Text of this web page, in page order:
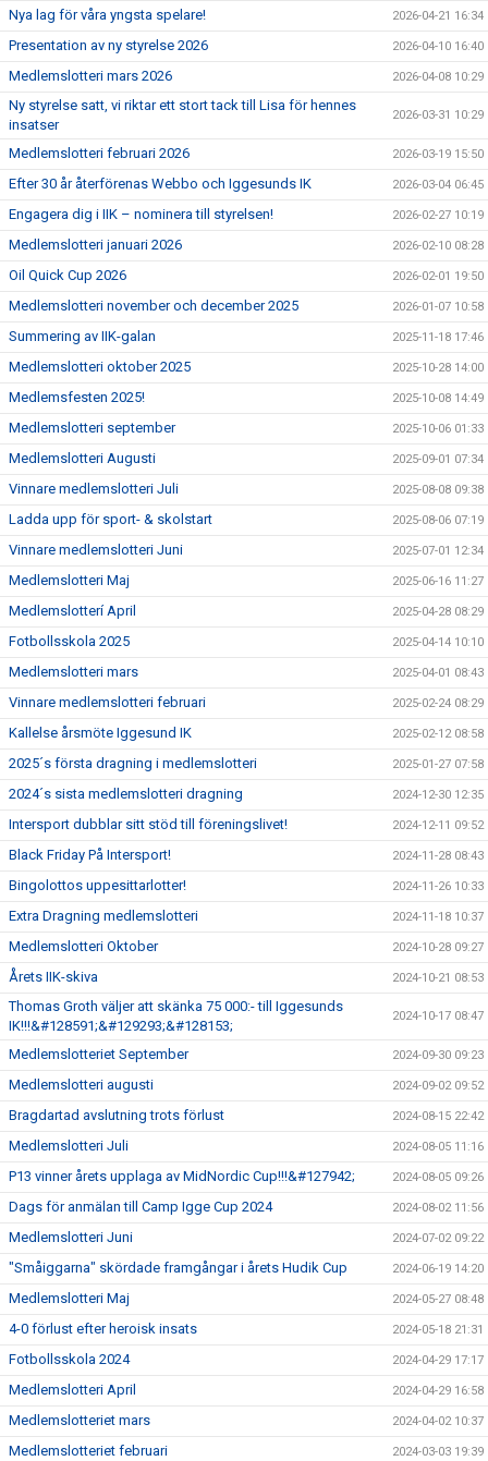
Nya lag för våra yngsta spelare! 2026-04-21 16:34
Presentation av ny styrelse 2026 2026-04-10 16:40
Medlemslotteri mars 2026 2026-04-08 10:29
Ny styrelse satt, vi riktar ett stort tack till Lisa för hennes
insatser
2026-03-31 10:29
Medlemslotteri februari 2026 2026-03-19 15:50
Efter 30 år återförenas Webbo och Iggesunds IK 2026-03-04 06:45
Engagera dig i IIK – nominera till styrelsen! 2026-02-27 10:19
Medlemslotteri januari 2026 2026-02-10 08:28
Oil Quick Cup 2026 2026-02-01 19:50
Medlemslotteri november och december 2025 2026-01-07 10:58
Summering av IIK-galan 2025-11-18 17:46
Medlemslotteri oktober 2025 2025-10-28 14:00
Medlemsfesten 2025! 2025-10-08 14:49
Medlemslotteri september 2025-10-06 01:33
Medlemslotteri Augusti 2025-09-01 07:34
Vinnare medlemslotteri Juli 2025-08-08 09:38
Ladda upp för sport- & skolstart 2025-08-06 07:19
Vinnare medlemslotteri Juni 2025-07-01 12:34
Medlemslotteri Maj 2025-06-16 11:27
Medlemslotterí April 2025-04-28 08:29
Fotbollsskola 2025 2025-04-14 10:10
Medlemslotteri mars 2025-04-01 08:43
Vinnare medlemslotteri februari 2025-02-24 08:29
Kallelse årsmöte Iggesund IK 2025-02-12 08:58
2025´s första dragning i medlemslotteri 2025-01-27 07:58
2024´s sista medlemslotteri dragning 2024-12-30 12:35
Intersport dubblar sitt stöd till föreningslivet! 2024-12-11 09:52
Black Friday På Intersport! 2024-11-28 08:43
Bingolottos uppesittarlotter! 2024-11-26 10:33
Extra Dragning medlemslotteri 2024-11-18 10:37
Medlemslotteri Oktober 2024-10-28 09:27
Årets IIK-skiva 2024-10-21 08:53
Thomas Groth väljer att skänka 75 000:- till Iggesunds
IK!!!&#128591;&#129293;&#128153;
2024-10-17 08:47
Medlemslotteriet September 2024-09-30 09:23
Medlemslotteri augusti 2024-09-02 09:52
Bragdartad avslutning trots förlust 2024-08-15 22:42
Medlemslotteri Juli 2024-08-05 11:16
P13 vinner årets upplaga av MidNordic Cup!!!&#127942; 2024-08-05 09:26
Dags för anmälan till Camp Igge Cup 2024 2024-08-02 11:56
Medlemslotteri Juni 2024-07-02 09:22
"Småiggarna" skördade framgångar i årets Hudik Cup 2024-06-19 14:20
Medlemslotteri Maj 2024-05-27 08:48
4-0 förlust efter heroisk insats 2024-05-18 21:31
Fotbollsskola 2024 2024-04-29 17:17
Medlemslotteri April 2024-04-29 16:58
Medlemslotteriet mars 2024-04-02 10:37
Medlemslotteriet februari 2024-03-03 19:39